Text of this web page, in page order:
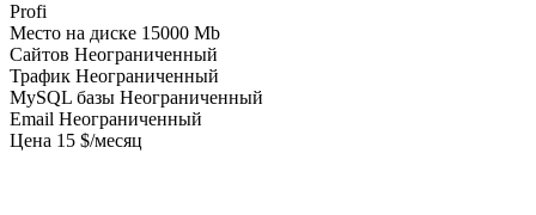
Profi
Место на диске 15000 Mb
Сайтов Неограниченный
Трафик Неограниченный
MySQL базы Неограниченный
Email Неограниченный
Цена 15 $/месяц